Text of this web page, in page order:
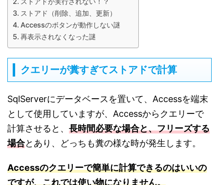
ストアド（削除、追加、更新）
Accessのボタンが動作しない謎
再表示されなくなった謎
クエリーが糞すぎてストアドで計算
SqlServerにデータベースを置いて、Accessを端末
として使用していますが、Accessからクエリーで
計算させると、 長時間必要な場合と、フリーズする
場合とあり、どっちも糞の様な時が発生します。
Accessのクエリーで簡単に計算できるのはいいの
ですが、これでは使い物になりません。